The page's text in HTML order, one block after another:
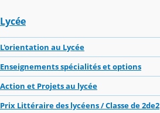
Lycée
L'orientation au Lycée
Enseignements spécialités et options
Action et Projets au lycée
Prix Littéraire des lycéens / Classe de 2de2